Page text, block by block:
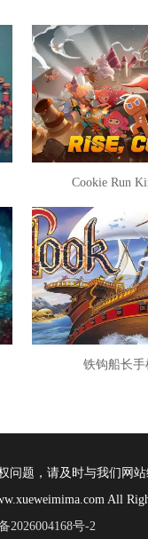
Cookie Run
铁钩船长
题，请及时与我们网
All
2026004168号-2